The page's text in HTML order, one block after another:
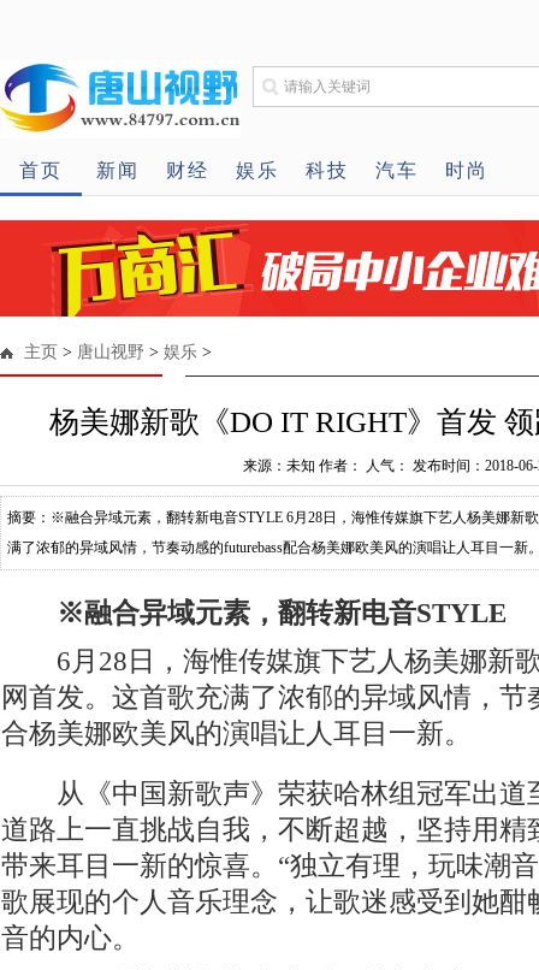
首页 新闻 财经 娱乐 科技 汽车 时尚
主页 > 唐山视野 > 娱乐 >
杨美娜新歌《DO IT RIGHT》首发
来源：未知 作者： 人气： 发布时间：2018-06-
摘要：※融合异域元素，翻转新电音STYLE 6月28日，海惟传媒旗下艺人杨美娜新
满了浓郁的异域风情，节奏动感的futurebass配合杨美娜欧美风的演唱让人耳目一新
※融合异域元素，翻转新电音STYLE
6月28日，海惟传媒旗下艺人杨美娜新
网首发。这首歌充满了浓郁的异域风情，节
合杨美娜欧美风的演唱让人耳目一新。
从《中国新歌声》荣获哈林组冠军出道
道路上一直挑战自我，不断超越，坚持用精
带来耳目一新的惊喜。“独立有理，玩味潮
歌展现的个人音乐理念，让歌迷感受到她酣
音的内心。